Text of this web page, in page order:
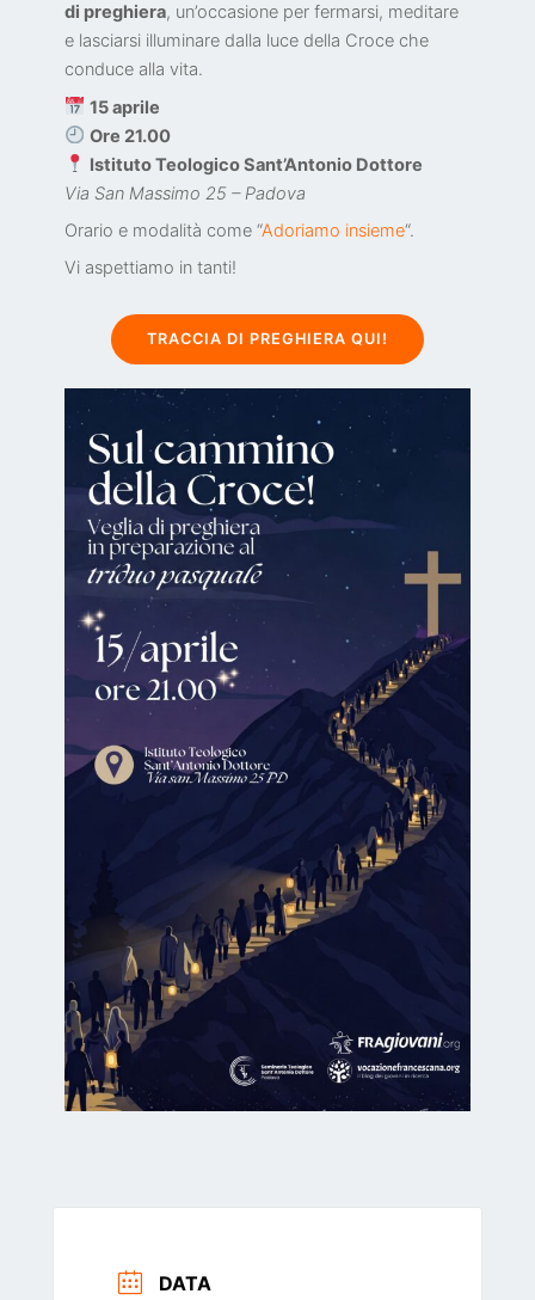
di preghiera, un’occasione per fermarsi, meditare
e lasciarsi illuminare dalla luce della Croce che
conduce alla vita.
15 aprile
Ore 21.00
Istituto Teologico Sant’Antonio Dottore
Via San Massimo 25 – Padova
Orario e modalità come “Adoriamo insieme“.
Vi aspettiamo in tanti!
TRACCIA DI PREGHIERA QUI!
DATA